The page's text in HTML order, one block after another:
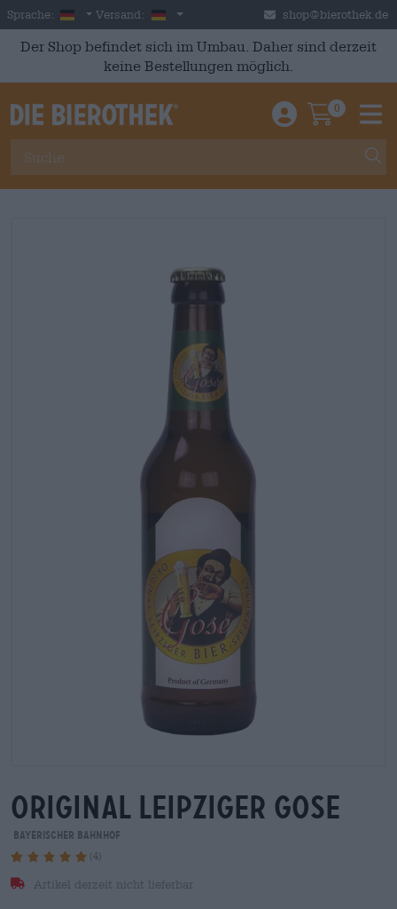
Skip to main content
Sprache: German
Versand: Deutschland shop@bierothek.de
Der Shop befindet sich im Umbau. Daher sind derzeit
keine Bestellungen möglich.
Einloggen /
0
original leipziger gose
Bayerischer Bahnhof
(4)
Artikel derzeit nicht lieferbar